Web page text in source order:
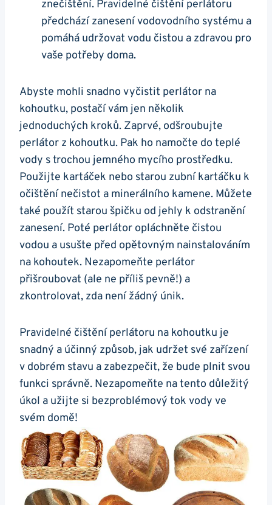
znečištění. Pravidelné čištění perlátoru
předchází zanesení vodovodního systému a
pomáhá udržovat vodu čistou⁣ a⁣ zdravou pro
vaše potřeby doma. ⁢
Abyste mohli snadno vyčistit perlátor na
kohoutku, postačí vám jen několik
jednoduchých ‍kroků. Zaprvé, odšroubujte⁣
perlátor z kohoutku. Pak ‍ho namočte do teplé
vody s trochou jemného mycího prostředku.
Použijte kartáček nebo starou zubní kartáčku​ k
očištění nečistot a minerálního kamene. Můžete
také použít starou špičku od jehly k odstranění
zanesení. Poté perlátor opláchněte čistou
⁤vodou a usušte před opětovným nainstalováním
na kohoutek. Nezapomeňte perlátor
přišroubovat (ale ne ⁢příliš pevně!) a
zkontrolovat, zda není žádný únik.
Pravidelné čištění perlátoru na kohoutku je
snadný a​ účinný způsob, jak udržet své zařízení
v ‍dobrém stavu a zabezpečit, že bude plnit svou
funkci správně. Nezapomeňte na tento důležitý
úkol a užijte si bezproblémový tok vody ve
svém domě!